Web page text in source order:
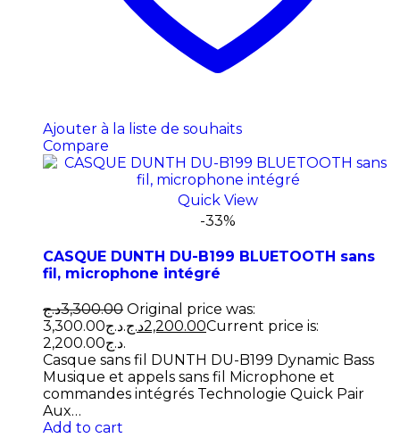
Ajouter à la liste de souhaits
Compare
Quick View
-33%
CASQUE DUNTH DU-B199 BLUETOOTH sans
fil, microphone intégré
3,300.00د.ج
Original price was:
3,300.00د.ج.
2,200.00د.ج
Current price is:
2,200.00د.ج.
Casque sans fil DUNTH DU-B199 Dynamic Bass
Musique et appels sans fil Microphone et
commandes intégrés Technologie Quick Pair
Aux…
Add to cart